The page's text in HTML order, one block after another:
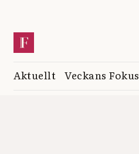
Aktuellt Veckans Fokus